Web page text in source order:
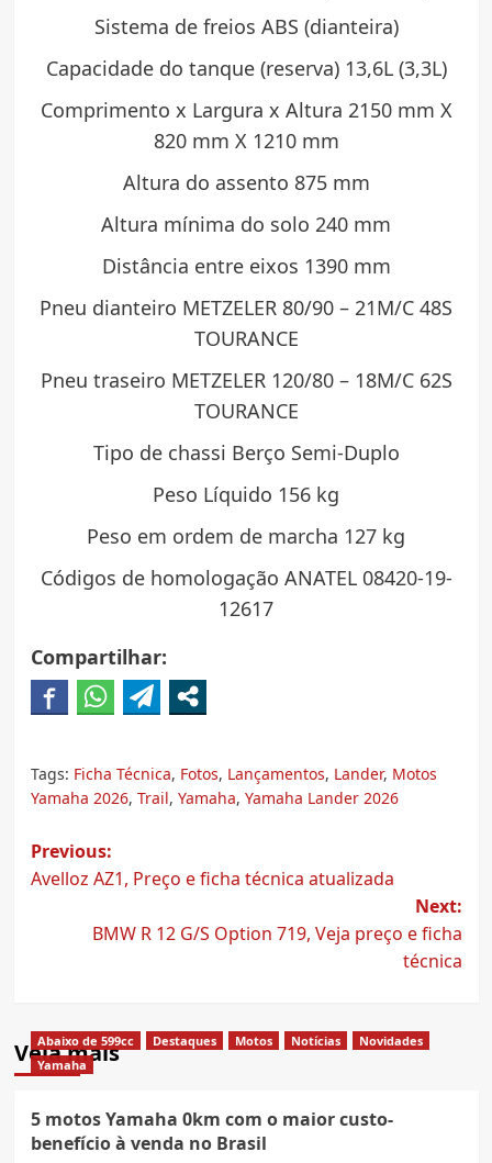
Sistema de freios ABS (dianteira)
Capacidade do tanque (reserva) 13,6L (3,3L)
Comprimento x Largura x Altura 2150 mm X
820 mm X 1210 mm
Altura do assento 875 mm
Altura mínima do solo 240 mm
Distância entre eixos 1390 mm
Pneu dianteiro METZELER 80/90 – 21M/C 48S
TOURANCE
Pneu traseiro METZELER 120/80 – 18M/C 62S
TOURANCE
Tipo de chassi Berço Semi-Duplo
Peso Líquido 156 kg
Peso em ordem de marcha 127 kg
Códigos de homologação ANATEL 08420-19-
12617
Compartilhar:
Tags: Ficha Técnica, Fotos, Lançamentos, Lander, Motos
Yamaha 2026, Trail, Yamaha, Yamaha Lander 2026
Post
navigation
Previous:
Avelloz AZ1, Preço e ficha técnica atualizada
Next:
BMW R 12 G/S Option 719, Veja preço e ficha
técnica
Veja mais
Abaixo de 599cc Destaques Motos Notícias
Novidades
Yamaha
5 motos Yamaha 0km com o maior custo-
benefício à venda no Brasil